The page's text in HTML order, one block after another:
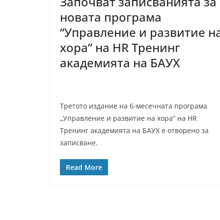
новата програма
“Управление и развитие
хора” на HR Тренинг
академията на БАУХ
Третото издание на 6-месечната програма
„Управление и развитие на хора“ на HR
Тренинг академията на БАУХ е отворено за
записване.
Read More